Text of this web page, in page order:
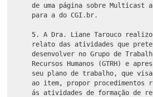
de uma página sobre Multicast
para a do CGI.br.
5. A Dra. Liane Tarouco
relato das atividades que
desenvolver no Grupo de
Recursos Humanos (GTRH) e
seu plano de trabalho, que
ao item, propor procedimentos
ás atividades de formação de